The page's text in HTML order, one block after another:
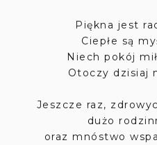
Piękna jest
Ciepłe są
Niech pokój
Otoczy dzisiaj
Jeszcze raz,
dużo
oraz mnóstwo